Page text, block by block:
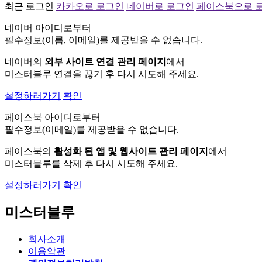
최근 로그인 카카오로 로그인 네이버로 로그인 페이스북으로
네이버 아이디로부터
필수정보(이름, 이메일)를 제공받을 수 없습니다.
네이버의 외부 사이트 연결 관리 페이지 에서
미스터블루 연결을 끊기 후 다시 시도해 주세요.
설정하러가기 확인
페이스북 아이디로부터
필수정보(이메일)를 제공받을 수 없습니다.
페이스북의 활성화 된 앱 및 웹사이트 관리 페이지 에서
미스터블루를 삭제 후 다시 시도해 주세요.
설정하러가기 확인
미스터블루
회사소개
이용약관